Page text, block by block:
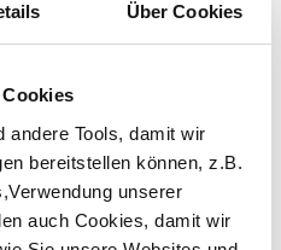
Über Cookies
andere Tools, damit wir
bereitstellen können, z.B.
unserer
auch Cookies, damit wir